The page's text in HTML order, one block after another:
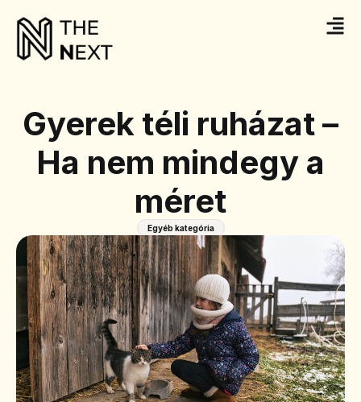
Gyerek téli ruházat –
Ha nem mindegy a
méret
Egyéb kategória